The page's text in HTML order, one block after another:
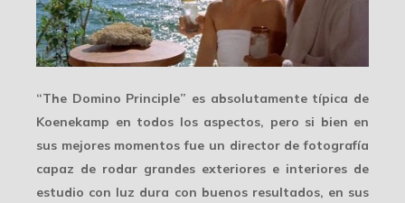
“The Domino Principle” es absolutamente típica de
Koenekamp en todos los aspectos, pero si bien en
sus mejores momentos fue un director de fotografía
capaz de rodar grandes exteriores e interiores de
estudio con luz dura con buenos resultados, en sus